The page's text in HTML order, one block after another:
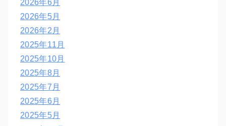
2026年6月
2026年5月
2026年2月
2025年11月
2025年10月
2025年8月
2025年7月
2025年6月
2025年5月